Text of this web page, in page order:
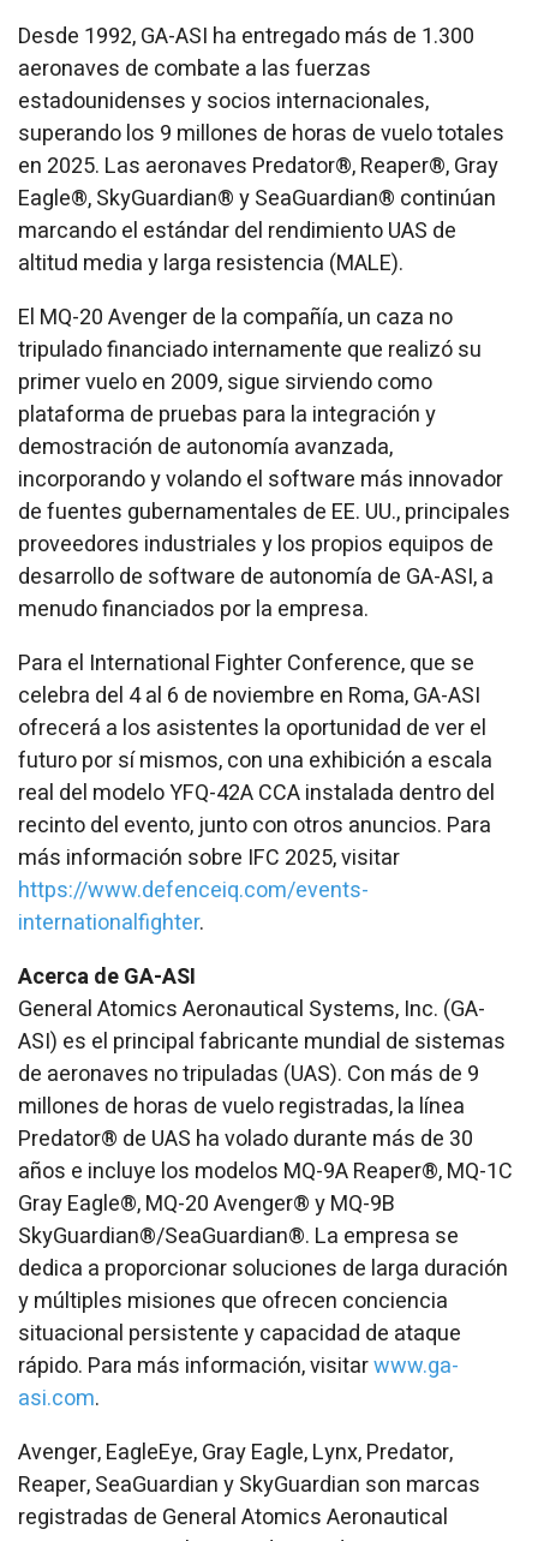
Desde 1992, GA-ASI ha entregado más de 1.300
aeronaves de combate a las fuerzas
estadounidenses y socios internacionales,
superando los 9 millones de horas de vuelo totales
en 2025. Las aeronaves Predator®, Reaper®, Gray
Eagle®, SkyGuardian® y SeaGuardian® continúan
marcando el estándar del rendimiento UAS de
altitud media y larga resistencia (MALE).
El MQ-20 Avenger de la compañía, un caza no
tripulado financiado internamente que realizó su
primer vuelo en 2009, sigue sirviendo como
plataforma de pruebas para la integración y
demostración de autonomía avanzada,
incorporando y volando el software más innovador
de fuentes gubernamentales de EE. UU., principales
proveedores industriales y los propios equipos de
desarrollo de software de autonomía de GA-ASI, a
menudo financiados por la empresa.
Para el International Fighter Conference, que se
celebra del 4 al 6 de noviembre en Roma, GA-ASI
ofrecerá a los asistentes la oportunidad de ver el
futuro por sí mismos, con una exhibición a escala
real del modelo YFQ-42A CCA instalada dentro del
recinto del evento, junto con otros anuncios. Para
más información sobre IFC 2025, visitar
https://www.defenceiq.com/events-
internationalfighter.
Acerca de GA-ASI
General Atomics Aeronautical Systems, Inc. (GA-
ASI) es el principal fabricante mundial de sistemas
de aeronaves no tripuladas (UAS). Con más de 9
millones de horas de vuelo registradas, la línea
Predator® de UAS ha volado durante más de 30
años e incluye los modelos MQ-9A Reaper®, MQ-1C
Gray Eagle®, MQ-20 Avenger® y MQ-9B
SkyGuardian®/SeaGuardian®. La empresa se
dedica a proporcionar soluciones de larga duración
y múltiples misiones que ofrecen conciencia
situacional persistente y capacidad de ataque
rápido. Para más información, visitarwww.ga-
asi.com.
Avenger, EagleEye, Gray Eagle, Lynx, Predator,
Reaper, SeaGuardian y SkyGuardian son marcas
registradas de General Atomics Aeronautical